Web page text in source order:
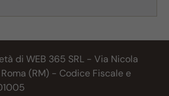
di WEB 365 SRL - Via Nicola
Roma (RM) - Codice Fiscale e